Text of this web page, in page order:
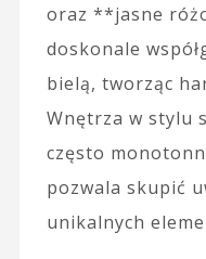
oraz **jasne
doskonale
bielą, tworząc
Wnętrza w stylu
często
pozwala skupić
unikalnych